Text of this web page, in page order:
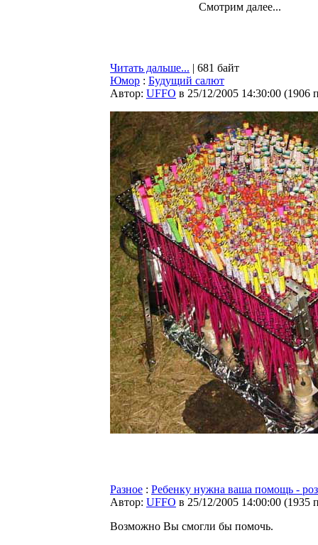
Смотрим далее...
Читать дальше... | 681 байт
Юмор : Будущий салют
Автор: UFFO в 25/12/2005 14:30:00 (1906
Разное : Ребенку нужна ваша помощь -
Автор: UFFO в 25/12/2005 14:00:00 (1935
Возможно Вы смогли бы помочь.